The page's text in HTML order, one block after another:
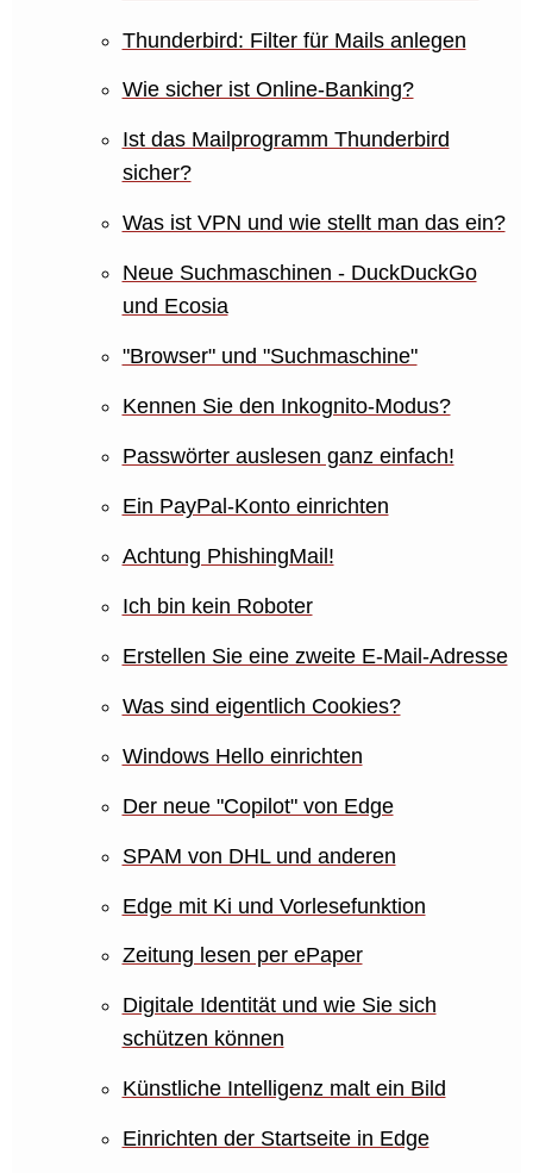
Thunderbird: Filter für Mails anlegen
Wie sicher ist Online-Banking?
Ist das Mailprogramm Thunderbird
sicher?
Was ist VPN und wie stellt man das ein?
Neue Suchmaschinen - DuckDuckGo
und Ecosia
"Browser" und "Suchmaschine"
Kennen Sie den Inkognito-Modus?
Passwörter auslesen ganz einfach!
Ein PayPal-Konto einrichten
Achtung PhishingMail!
Ich bin kein Roboter
Erstellen Sie eine zweite E-Mail-Adresse
Was sind eigentlich Cookies?
Windows Hello einrichten
Der neue "Copilot" von Edge
SPAM von DHL und anderen
Edge mit Ki und Vorlesefunktion
Zeitung lesen per ePaper
Digitale Identität und wie Sie sich
schützen können
Künstliche Intelligenz malt ein Bild
Einrichten der Startseite in Edge